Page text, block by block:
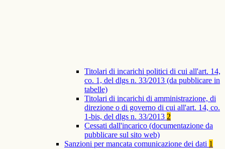
Titolari di incarichi politici di cui all'art. 14,
co. 1, del dlgs n. 33/2013 (da pubblicare in
tabelle)
Titolari di incarichi di amministrazione, di
direzione o di governo di cui all'art. 14, co.
1-bis, del dlgs n. 33/2013 2
Cessati dall'incarico (documentazione da
pubblicare sul sito web)
Sanzioni per mancata comunicazione dei dati 1